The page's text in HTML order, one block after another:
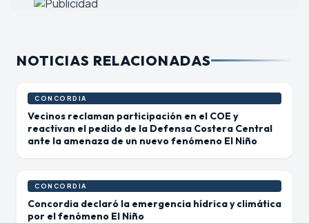
NOTICIAS RELACIONADAS
CONCORDIA
Vecinos reclaman participación en el COE y
reactivan el pedido de la Defensa Costera Central
ante la amenaza de un nuevo fenómeno El Niño
CONCORDIA
Concordia declaró la emergencia hídrica y climática
por el fenómeno El Niño